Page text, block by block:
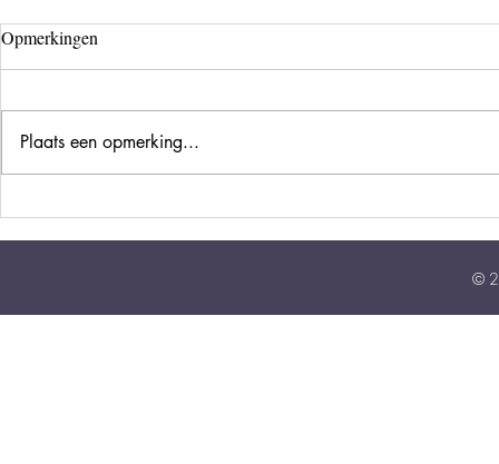
Opmerkingen
Plaats een opmerking...
©